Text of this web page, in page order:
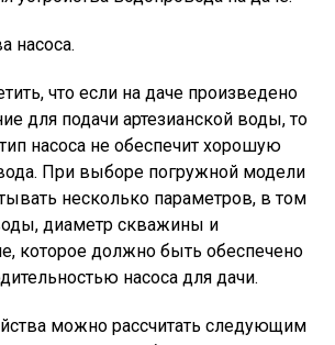
насоса.
что если на даче произведено
для подачи артезианской воды, то
насоса не обеспечит хорошую
При выборе погружной модели
несколько параметров, в том
диаметр скважины и
которое должно быть обеспечено
насоса для дачи.
можно рассчитать следующим